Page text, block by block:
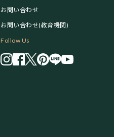
お問い合わせ
お問い合わせ(教育機関)
Follow Us